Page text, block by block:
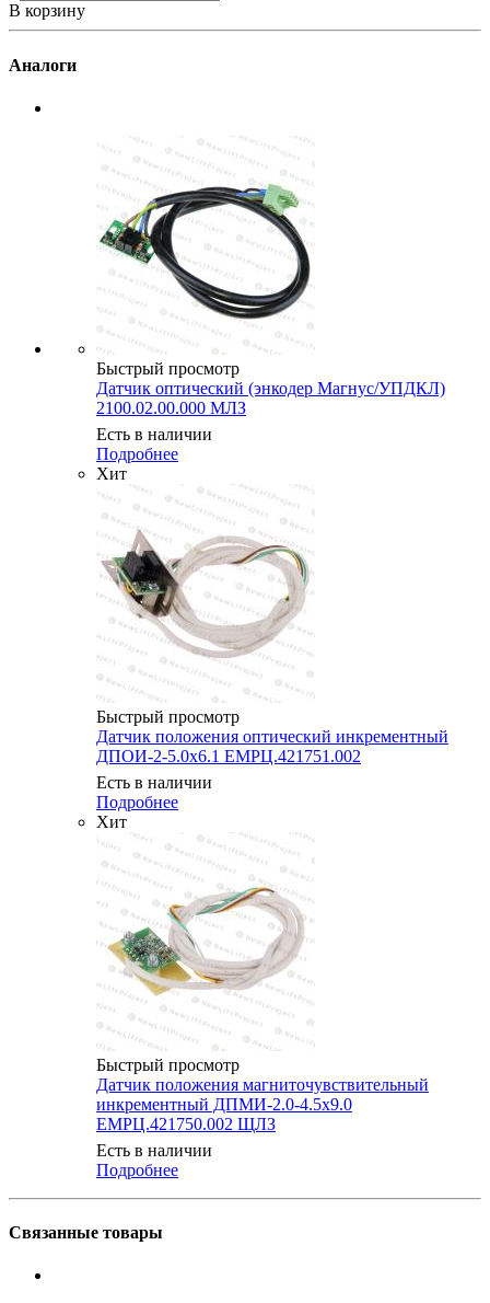
В корзину
Аналоги
Быстрый просмотр
Датчик оптический (энкодер Магнус/УПДКЛ)
2100.02.00.000 МЛЗ
Есть в наличии
Подробнее
Хит
Быстрый просмотр
Датчик положения оптический инкрементный
ДПОИ-2-5.0х6.1 ЕМРЦ.421751.002
Есть в наличии
Подробнее
Хит
Быстрый просмотр
Датчик положения магниточувствительный
инкрементный ДПМИ-2.0-4.5х9.0
ЕМРЦ.421750.002 ЩЛЗ
Есть в наличии
Подробнее
Связанные товары